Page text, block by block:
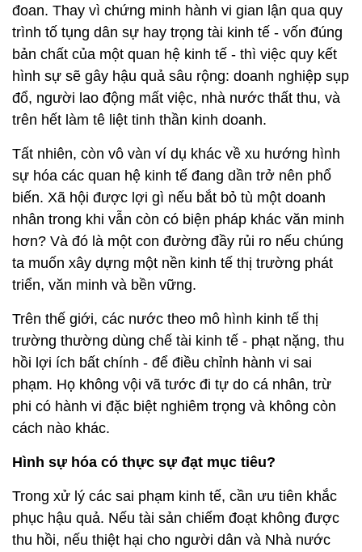
đoan. Thay vì chứng minh hành vi gian lận qua quy
trình tố tụng dân sự hay trọng tài kinh tế - vốn đúng
bản chất của một quan hệ kinh tế - thì việc quy kết
hình sự sẽ gây hậu quả sâu rộng: doanh nghiệp sụp
đổ, người lao động mất việc, nhà nước thất thu, và
trên hết làm tê liệt tinh thần kinh doanh.
Tất nhiên, còn vô vàn ví dụ khác về xu hướng hình
sự hóa các quan hệ kinh tế đang dần trở nên phổ
biến. Xã hội được lợi gì nếu bắt bỏ tù một doanh
nhân trong khi vẫn còn có biện pháp khác văn minh
hơn? Và đó là một con đường đầy rủi ro nếu chúng
ta muốn xây dựng một nền kinh tế thị trường phát
triển, văn minh và bền vững.
Trên thế giới, các nước theo mô hình kinh tế thị
trường thường dùng chế tài kinh tế - phạt nặng, thu
hồi lợi ích bất chính - để điều chỉnh hành vi sai
phạm. Họ không vội vã tước đi tự do cá nhân, trừ
phi có hành vi đặc biệt nghiêm trọng và không còn
cách nào khác.
Hình sự hóa có thực sự đạt mục tiêu?
Trong xử lý các sai phạm kinh tế, cần ưu tiên khắc
phục hậu quả. Nếu tài sản chiếm đoạt không được
thu hồi, nếu thiệt hại cho người dân và Nhà nước